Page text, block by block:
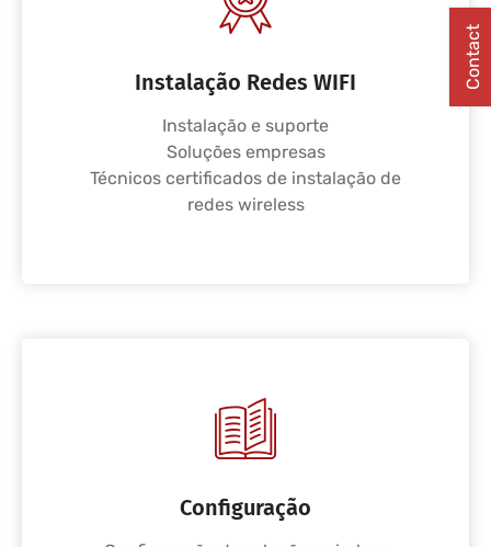
Instalação Redes WIFI
Instalação e suporte
Soluções empresas
Técnicos certificados de instalação de
redes wireless
Configuração
Contact